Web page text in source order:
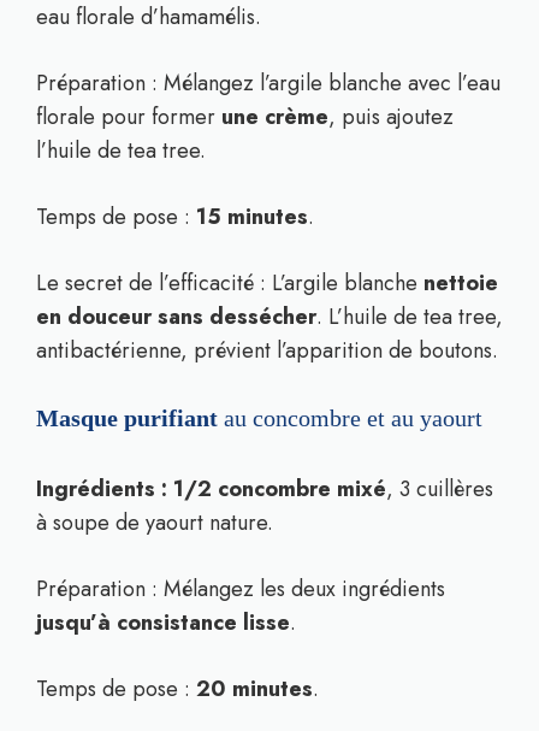
eau florale d’hamamélis.
Préparation : Mélangez l’argile blanche avec l’eau
florale pour former une crème, puis ajoutez
l’huile de tea tree.
Temps de pose : 15 minutes.
Le secret de l’efficacité : L’argile blanche nettoie
en douceur sans dessécher. L’huile de tea tree,
antibactérienne, prévient l’apparition de boutons.
Masque purifiant au concombre et au yaourt
Ingrédients : 1/2 concombre mixé, 3 cuillères
à soupe de yaourt nature.
Préparation : Mélangez les deux ingrédients
jusqu’à consistance lisse.
Temps de pose : 20 minutes.